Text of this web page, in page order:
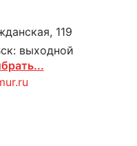
119
выходной